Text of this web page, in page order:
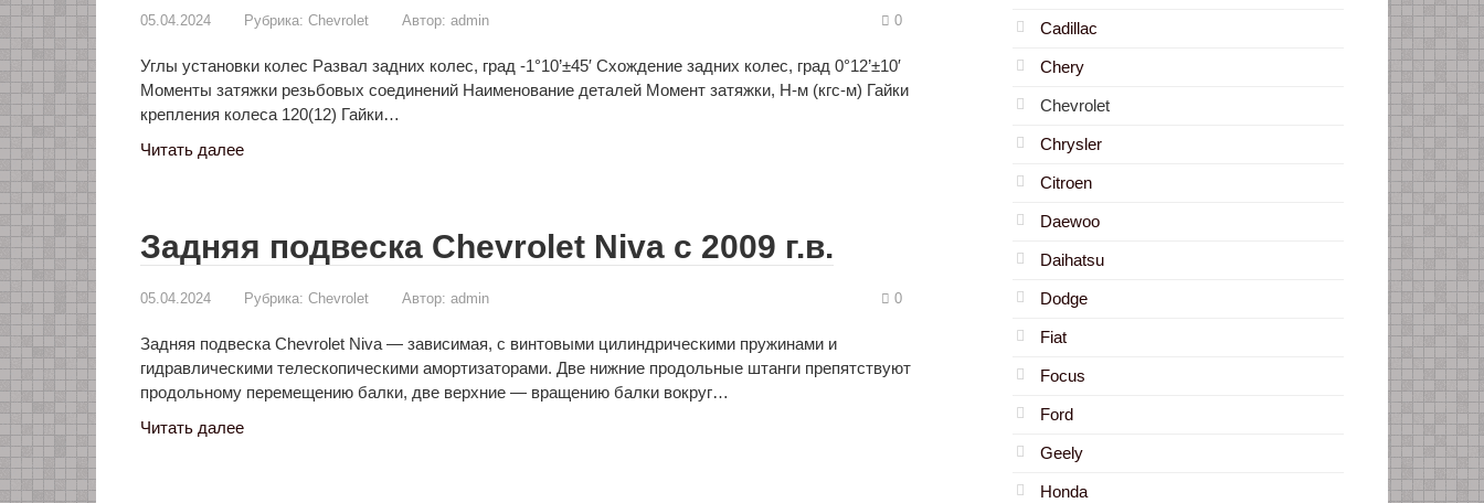
05.04.2024 Рубрика: Chevrolet Автор: admin 0
Углы установки колес Развал задних колес, град -1°10’±45′ Схождение задних колес, град 0°12’±10′
Моменты затяжки резьбовых соединений Наименование деталей Момент затяжки, Н-м (кгс-м) Гайки
крепления колеса 120(12) Гайки…
Читать далее
Задняя подвеска Chevrolet Niva с 2009 г.в.
05.04.2024 Рубрика: Chevrolet Автор: admin 0
Задняя подвеска Chevrolet Niva — зависимая, с винтовыми цилиндрическими пружинами и
гидравлическими телескопическими амортизаторами. Две нижние продольные штанги препятствуют
продольному перемещению балки, две верхние — вращению балки вокруг…
Читать далее
Cadillac
Chery
Chevrolet
Chrysler
Citroen
Daewoo
Daihatsu
Dodge
Fiat
Focus
Ford
Geely
Honda